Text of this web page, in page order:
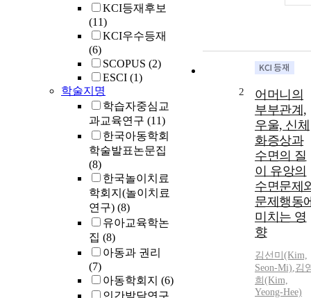
KCI등재후보
(11)
KCI우수등재
(6)
SCOPUS (2)
ESCI (1)
학술지명
학습자중심교
과교육연구 (11)
한국아동학회
학술발표논문집
(8)
한국놀이치료
학회지(놀이치료
연구) (8)
유아교육학논
집 (8)
아동과 권리
(7)
아동학회지 (6)
2
어머니의
부부관계,
우울, 신체
화증상과
수면의 질
이 유앙의
수면문제
문제행동
미치는 영
향
김선미(Kim,
Seon-Mi),김
희(Kim,
Yeong-Hee)